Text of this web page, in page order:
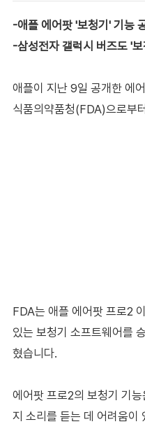
-애플 에어팟 '보청기' 기능
-삼성전자 갤럭시 버즈도 '
애플이 지난 9일 공개한 에
식품의약품청(FDA)으로부
FDA는 애플 에어팟 프로2
있는 보청기 소프트웨어를
혔습니다.
에어팟 프로2의 보청기 기
지 소리를 듣는 데 어려움이